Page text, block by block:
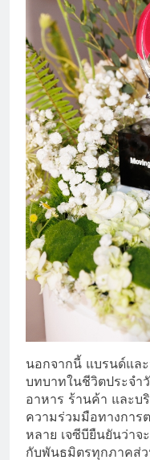
นอกจากนี้ แบรนด์แล
บทบาทในชีวิตประจำ
อาหาร ร้านค้า และบ
ความร่วมมือทางการ
หลาย เจซีบียืนยันว่าจ
กับพันธมิตรทุกภาคส่ว